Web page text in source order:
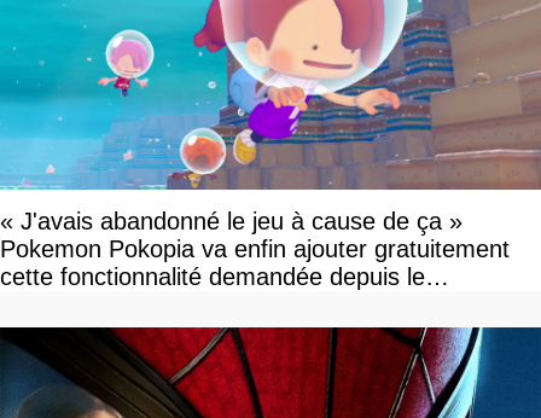
« J'avais abandonné le jeu à cause de ça »
Pokemon Pokopia va enfin ajouter gratuitement
cette fonctionnalité demandée depuis le